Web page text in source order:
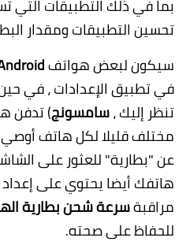
بما في ذلك التطبيقات التي
تحسين التطبيقات ومقدار
سيكون لبعض هواتف
في تطبيق الإعدادات ، في
تنظر إليك ،سامسونج) تدفن
مختلف قليلا لكل هاتف أوصي
عن "بطارية" للعثور على
هاتفك أيضا يحتوي على
مراقبةسرعة شحنبطارية
للحفاظ على صحته.